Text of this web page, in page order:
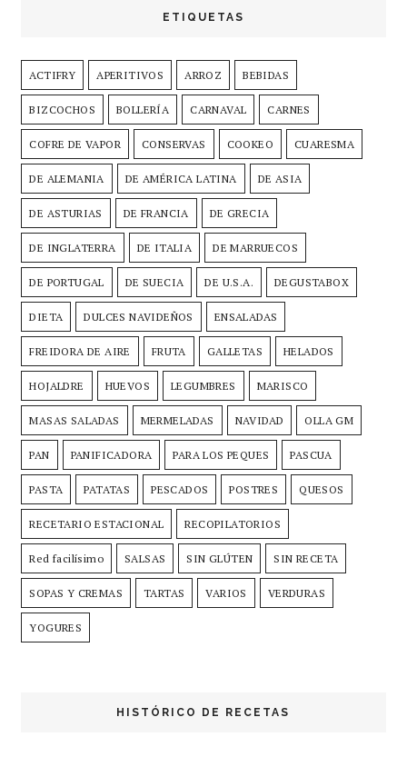
ETIQUETAS
ACTIFRY APERITIVOS ARROZ BEBIDAS
BIZCOCHOS BOLLERÍA CARNAVAL CARNES
COFRE DE VAPOR CONSERVAS COOKEO CUARESMA
DE ALEMANIA DE AMÉRICA LATINA DE ASIA
DE ASTURIAS DE FRANCIA DE GRECIA
DE INGLATERRA DE ITALIA DE MARRUECOS
DE PORTUGAL DE SUECIA DE U.S.A. DEGUSTABOX
DIETA DULCES NAVIDEÑOS ENSALADAS
FREIDORA DE AIRE FRUTA GALLETAS HELADOS
HOJALDRE HUEVOS LEGUMBRES MARISCO
MASAS SALADAS MERMELADAS NAVIDAD OLLA GM
PAN PANIFICADORA PARA LOS PEQUES PASCUA
PASTA PATATAS PESCADOS POSTRES QUESOS
RECETARIO ESTACIONAL RECOPILATORIOS
Red facilísimo SALSAS SIN GLÚTEN SIN RECETA
SOPAS Y CREMAS TARTAS VARIOS VERDURAS
YOGURES
HISTÓRICO DE RECETAS